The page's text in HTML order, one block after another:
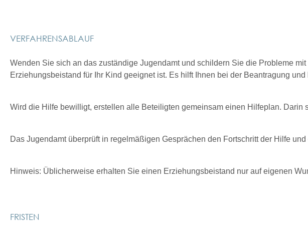
VERFAHRENSABLAUF
Wenden Sie sich an das zuständige Jugendamt und schildern Sie die Probleme
Erziehungsbeistand für Ihr Kind geeignet ist. Es hilft Ihnen bei der Beantragung
Wird die Hilfe bewilligt, erstellen alle Beteiligten gemeinsam einen Hilfeplan. Darin
Das Jugendamt überprüft in regelmäßigen Gesprächen den Fortschritt der Hilfe
Hinweis: Üblicherweise erhalten Sie einen Erziehungsbeistand nur auf eigenen
FRISTEN